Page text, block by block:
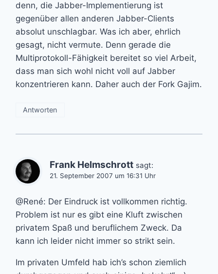
denn, die Jabber-Implementierung ist
gegenüber allen anderen Jabber-Clients
absolut unschlagbar. Was ich aber, ehrlich
gesagt, nicht vermute. Denn gerade die
Multiprotokoll-Fähigkeit bereitet so viel Arbeit,
dass man sich wohl nicht voll auf Jabber
konzentrieren kann. Daher auch der Fork Gajim.
Antworten
Frank Helmschrott sagt:
21. September 2007 um 16:31 Uhr
@René: Der Eindruck ist vollkommen richtig.
Problem ist nur es gibt eine Kluft zwischen
privatem Spaß und beruflichem Zweck. Da
kann ich leider nicht immer so strikt sein.
Im privaten Umfeld hab ich’s schon ziemlich